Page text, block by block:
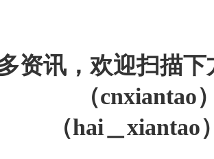
资讯，欢迎扫描
（cnxiantao
（hai＿